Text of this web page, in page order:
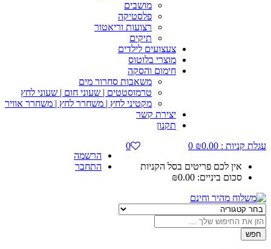
מושבים
פלסטיקה
רצועות וריאטור
תיקים
צעצועים לילדים
מוצרי בלוטוס
חימום והסקה
משאבות סחרור מים
טרמוסטטים | שעוני חום | שעוני לחץ
מקטיני לחץ | משחרר לחץ | משחרר אוויר
יצירת קשר
תקנון
עגלת קניות :
₪0.00
0
אין לכם פריטים בסל הקניות
סכום ביניים:
₪0.00
0
הרשמה
התחבר
חפש